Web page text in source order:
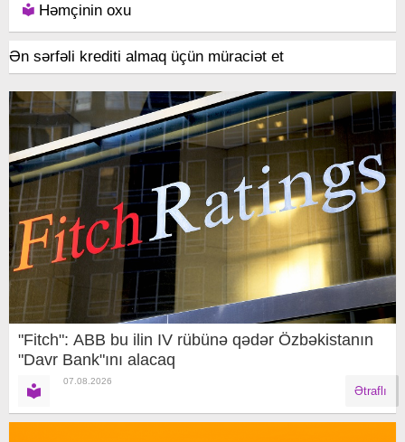
Həmçinin oxu
Ən sərfəli krediti almaq üçün müraciət et
"Fitch": ABB bu ilin IV rübünə qədər Özbəkistanın
"Davr Bank"ını alacaq
07.08.2026
Ətraflı